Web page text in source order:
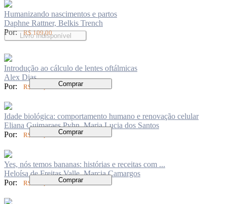
Humanizando nascimentos e partos
Daphne Rattner, Belkis Trench
Por:
R$ 109,00
Livro Indisponível
Introdução ao cálculo de lentes oftálmicas
Alex Dias
Por:
R$ 150,00 Comprar
Idade biológica: comportamento humano e renovação celular
Eliana Guimaraes Pyhn, Maria Lucia dos Santos
Por:
R$ 104,00 Comprar
Yes, nós temos bananas: histórias e receitas com ...
Heloísa de Freitas Valle, Marcia Camargos
Por:
R$ 104,00 Comprar